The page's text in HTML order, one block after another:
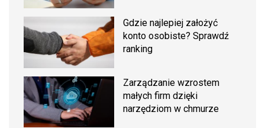
Gdzie najlepiej założyć
konto osobiste? Sprawdź
ranking
Zarządzanie wzrostem
małych firm dzięki
narzędziom w chmurze